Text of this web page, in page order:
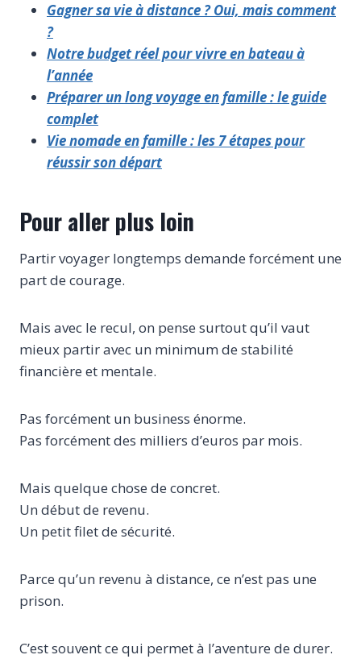
Gagner sa vie à distance ? Oui, mais comment
?
Notre budget réel pour vivre en bateau à
l’année
Préparer un long voyage en famille : le guide
complet
Vie nomade en famille : les 7 étapes pour
réussir son départ
Pour aller plus loin
Partir voyager longtemps demande forcément une
part de courage.
Mais avec le recul, on pense surtout qu’il vaut
mieux partir avec un minimum de stabilité
financière et mentale.
Pas forcément un business énorme.
Pas forcément des milliers d’euros par mois.
Mais quelque chose de concret.
Un début de revenu.
Un petit filet de sécurité.
Parce qu’un revenu à distance, ce n’est pas une
prison.
C’est souvent ce qui permet à l’aventure de durer.